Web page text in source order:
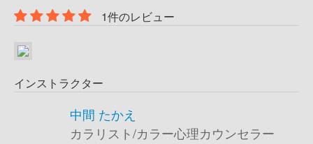
1件のレビュー
インストラクター
中間 たかえ
カラリスト/カラー心理カウンセラー